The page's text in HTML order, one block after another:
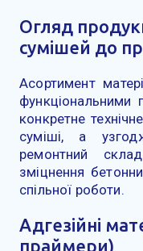
Огляд
сумішей до
Асортимент
функціональними
конкретне
суміші, а
ремонтний
зміцнення
спільної роботи.
Адгезійні
праймери)